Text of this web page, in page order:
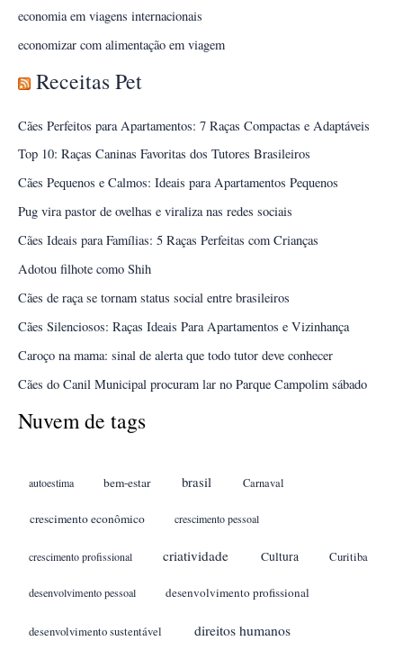
economia em viagens internacionais
economizar com alimentação em viagem
Receitas Pet
Cães Perfeitos para Apartamentos: 7 Raças Compactas e Adaptáveis
Top 10: Raças Caninas Favoritas dos Tutores Brasileiros
Cães Pequenos e Calmos: Ideais para Apartamentos Pequenos
Pug vira pastor de ovelhas e viraliza nas redes sociais
Cães Ideais para Famílias: 5 Raças Perfeitas com Crianças
Adotou filhote como Shih
Cães de raça se tornam status social entre brasileiros
Cães Silenciosos: Raças Ideais Para Apartamentos e Vizinhança
Caroço na mama: sinal de alerta que todo tutor deve conhecer
Cães do Canil Municipal procuram lar no Parque Campolim sábado
Nuvem de tags
autoestima bem-estar brasil Carnaval
crescimento econômico crescimento pessoal
crescimento profissional criatividade Cultura Curitiba
desenvolvimento pessoal desenvolvimento profissional
desenvolvimento sustentável direitos humanos